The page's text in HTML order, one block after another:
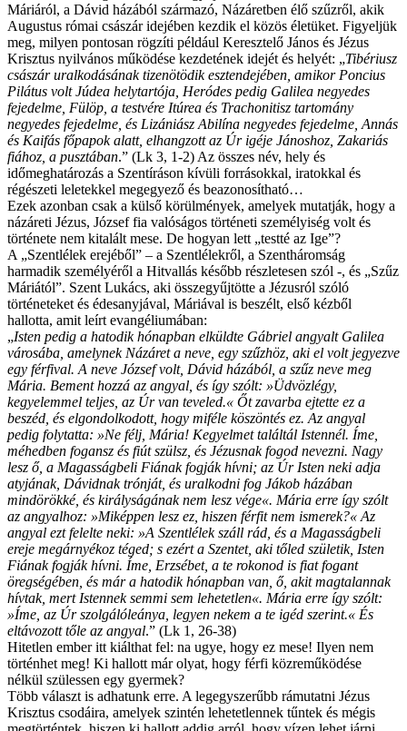
Máriáról, a Dávid házából származó, Názáretben élő szűzről, akik
Augustus római császár idejében kezdik el közös életüket. Figyeljük
meg, milyen pontosan rögzíti például Keresztelő János és Jézus
Krisztus nyilvános működése kezdetének idejét és helyét: „Tibériusz
császár uralkodásának tizenötödik esztendejében, amikor Poncius
Pilátus volt Júdea helytartója, Heródes pedig Galilea negyedes
fejedelme, Fülöp, a testvére Itúrea és Trachonitisz tartomány
negyedes fejedelme, és Lizániász Abilína negyedes fejedelme, Annás
és Kaifás főpapok alatt, elhangzott az Úr igéje Jánoshoz, Zakariás
fiához, a pusztában.” (Lk 3, 1-2) Az összes név, hely és
időmeghatározás a Szentíráson kívüli forrásokkal, iratokkal és
régészeti leletekkel megegyező és beazonosítható…
Ezek azonban csak a külső körülmények, amelyek mutatják, hogy a
názáreti Jézus, József fia valóságos történeti személyiség volt és
története nem kitalált mese. De hogyan lett „testté az Ige”?
A „Szentlélek erejéből” – a Szentlélekről, a Szentháromság
harmadik személyéről a Hitvallás később részletesen szól -, és „Szűz
Máriától”. Szent Lukács, aki összegyűjtötte a Jézusról szóló
történeteket és édesanyjával, Máriával is beszélt, első kézből
hallotta, amit leírt evangéliumában:
„Isten pedig a hatodik hónapban elküldte Gábriel angyalt Galilea
városába, amelynek Názáret a neve, egy szűzhöz, aki el volt jegyezve
egy férfival. A neve József volt, Dávid házából, a szűz neve meg
Mária. Bement hozzá az angyal, és így szólt: »Üdvözlégy,
kegyelemmel teljes, az Úr van teveled.« Őt zavarba ejtette ez a
beszéd, és elgondolkodott, hogy miféle köszöntés ez. Az angyal
pedig folytatta: »Ne félj, Mária! Kegyelmet találtál Istennél. Íme,
méhedben fogansz és fiút szülsz, és Jézusnak fogod nevezni. Nagy
lesz ő, a Magasságbeli Fiának fogják hívni; az Úr Isten neki adja
atyjának, Dávidnak trónját, és uralkodni fog Jákob házában
mindörökké, és királyságának nem lesz vége«. Mária erre így szólt
az angyalhoz: »Miképpen lesz ez, hiszen férfit nem ismerek?« Az
angyal ezt felelte neki: »A Szentlélek száll rád, és a Magasságbeli
ereje megárnyékoz téged; s ezért a Szentet, aki tőled születik, Isten
Fiának fogják hívni. Íme, Erzsébet, a te rokonod is fiat fogant
öregségében, és már a hatodik hónapban van, ő, akit magtalannak
hívtak, mert Istennek semmi sem lehetetlen«. Mária erre így szólt:
»Íme, az Úr szolgálóleánya, legyen nekem a te igéd szerint.« És
eltávozott tőle az angyal.” (Lk 1, 26-38)
Hitetlen ember itt kiálthat fel: na ugye, hogy ez mese! Ilyen nem
történhet meg! Ki hallott már olyat, hogy férfi közreműködése
nélkül szülessen egy gyermek?
Több választ is adhatunk erre. A legegyszerűbb rámutatni Jézus
Krisztus csodáira, amelyek szintén lehetetlennek tűntek és mégis